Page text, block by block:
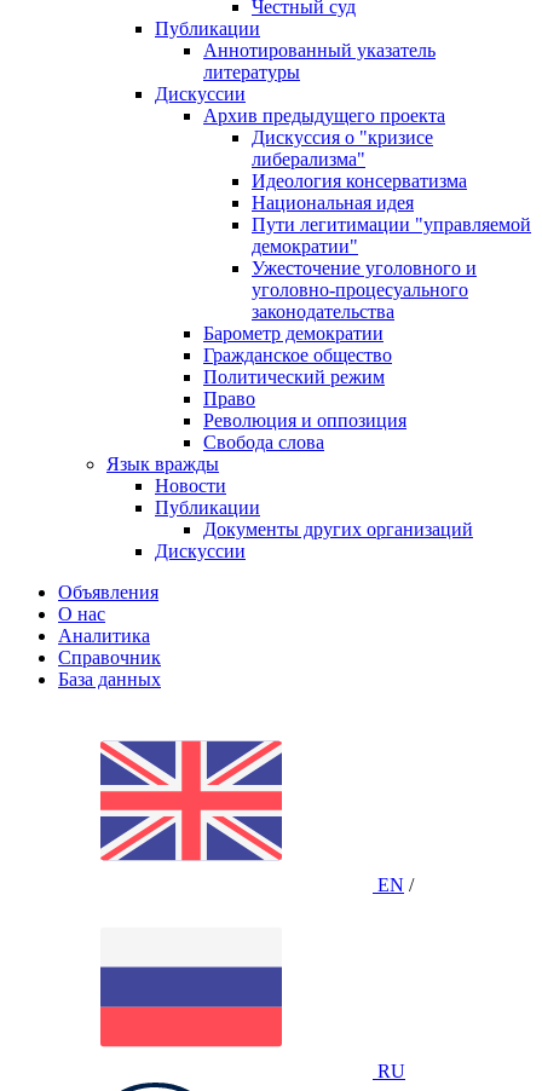
Честный суд
Публикации
Аннотированный указатель
литературы
Дискуссии
Архив предыдущего проекта
Дискуссия о "кризисе
либерализма"
Идеология консерватизма
Национальная идея
Пути легитимации "управляемой
демократии"
Ужесточение уголовного и
уголовно-процесуального
законодательства
Барометр демократии
Гражданское общество
Политический режим
Право
Революция и оппозиция
Свобода слова
Язык вражды
Новости
Публикации
Документы других организаций
Дискуссии
Объявления
О нас
Аналитика
Справочник
База данных
EN /
RU